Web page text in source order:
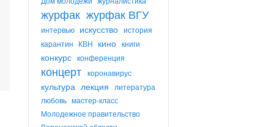
журфак журфак ВГУ
интервью искусство история
карантин КВН кино книги
конкурс конференция
концерт коронавирус
культура лекция
литература
любовь мастер-класс
Молодежное правительство